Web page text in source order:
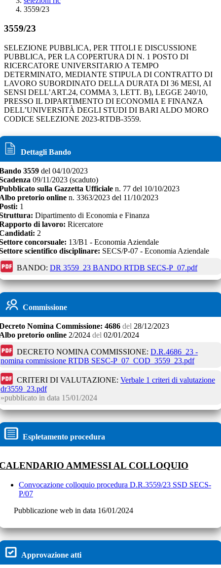
3559/23
3559/23
SELEZIONE PUBBLICA, PER TITOLI E DISCUSSIONE
PUBBLICA, PER LA COPERTURA DI N. 1 POSTO DI
RICERCATORE UNIVERSITARIO A TEMPO
DETERMINATO, MEDIANTE STIPULA DI CONTRATTO DI
LAVORO SUBORDINATO DELLA DURATA DI 36 MESI, AI
SENSI DELL’ART.24, COMMA 3, LETT. B), LEGGE 240/10,
PRESSO IL DIPARTIMENTO DI ECONOMIA E FINANZA
DELL’UNIVERSITÀ DEGLI STUDI DI BARI ALDO MORO
CODICE SELEZIONE 2023-RTDB-3559.
Dettagli Bando
3559 del 04/10/2023
09/11/2023 (scaduto)
sulla Gazzetta Ufficiale n. 77 del 10/10/2023
pretorio online n. 3363/2023 del 11/10/2023
1
Dipartimento di Economia e Finanza
di lavoro: Ricercatore
2
concorsuale: 13/B1 - Economia Aziendale
scientifico disciplinare: SECS/P-07 - Economia Aziendale
BANDO: DR 3559_23 BANDO RTDB SECS-P_07.pdf
Commissione
Nomina Commissione: 4686 del 28/12/2023
pretorio online 2/2024 del 02/01/2024
DECRETO NOMINA COMMISSIONE: D.R.4686_23 -
nomina commissione RTDB SESC-P_07_COD_3559_23.pdf
CRITERI DI VALUTAZIONE: Verbale 1 criteri di valutazione
dr3559_23.pdf
pubblicato in data 15/01/2024
Espletamento procedura
AMMESSI AL COLLOQUIO
Convocazione colloquio procedura D.R.3559/23 SSD SECS-
P/07
Pubblicazione web in data 16/01/2024
Approvazione atti